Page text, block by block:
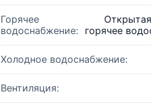
Горячее
водоснабжение:
горячее
Холодное водоснабжение:
Вентиляция: